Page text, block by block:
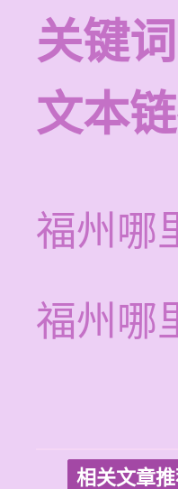
关键词
文本链
福州哪
福州哪
相关文章